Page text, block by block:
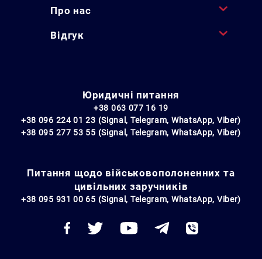
Про нас
Відгук
Юридичні питання
+38 063 077 16 19
+38 096 224 01 23 (Signal, Telegram, WhatsApp, Viber)
+38 095 277 53 55 (Signal, Telegram, WhatsApp, Viber)
Питання щодо військовополоненних та
цивільних заручників
+38 095 931 00 65 (Signal, Telegram, WhatsApp, Viber)